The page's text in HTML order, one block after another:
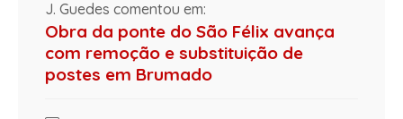
J. Guedes comentou em:
Obra da ponte do São Félix avança
com remoção e substituição de
postes em Brumado